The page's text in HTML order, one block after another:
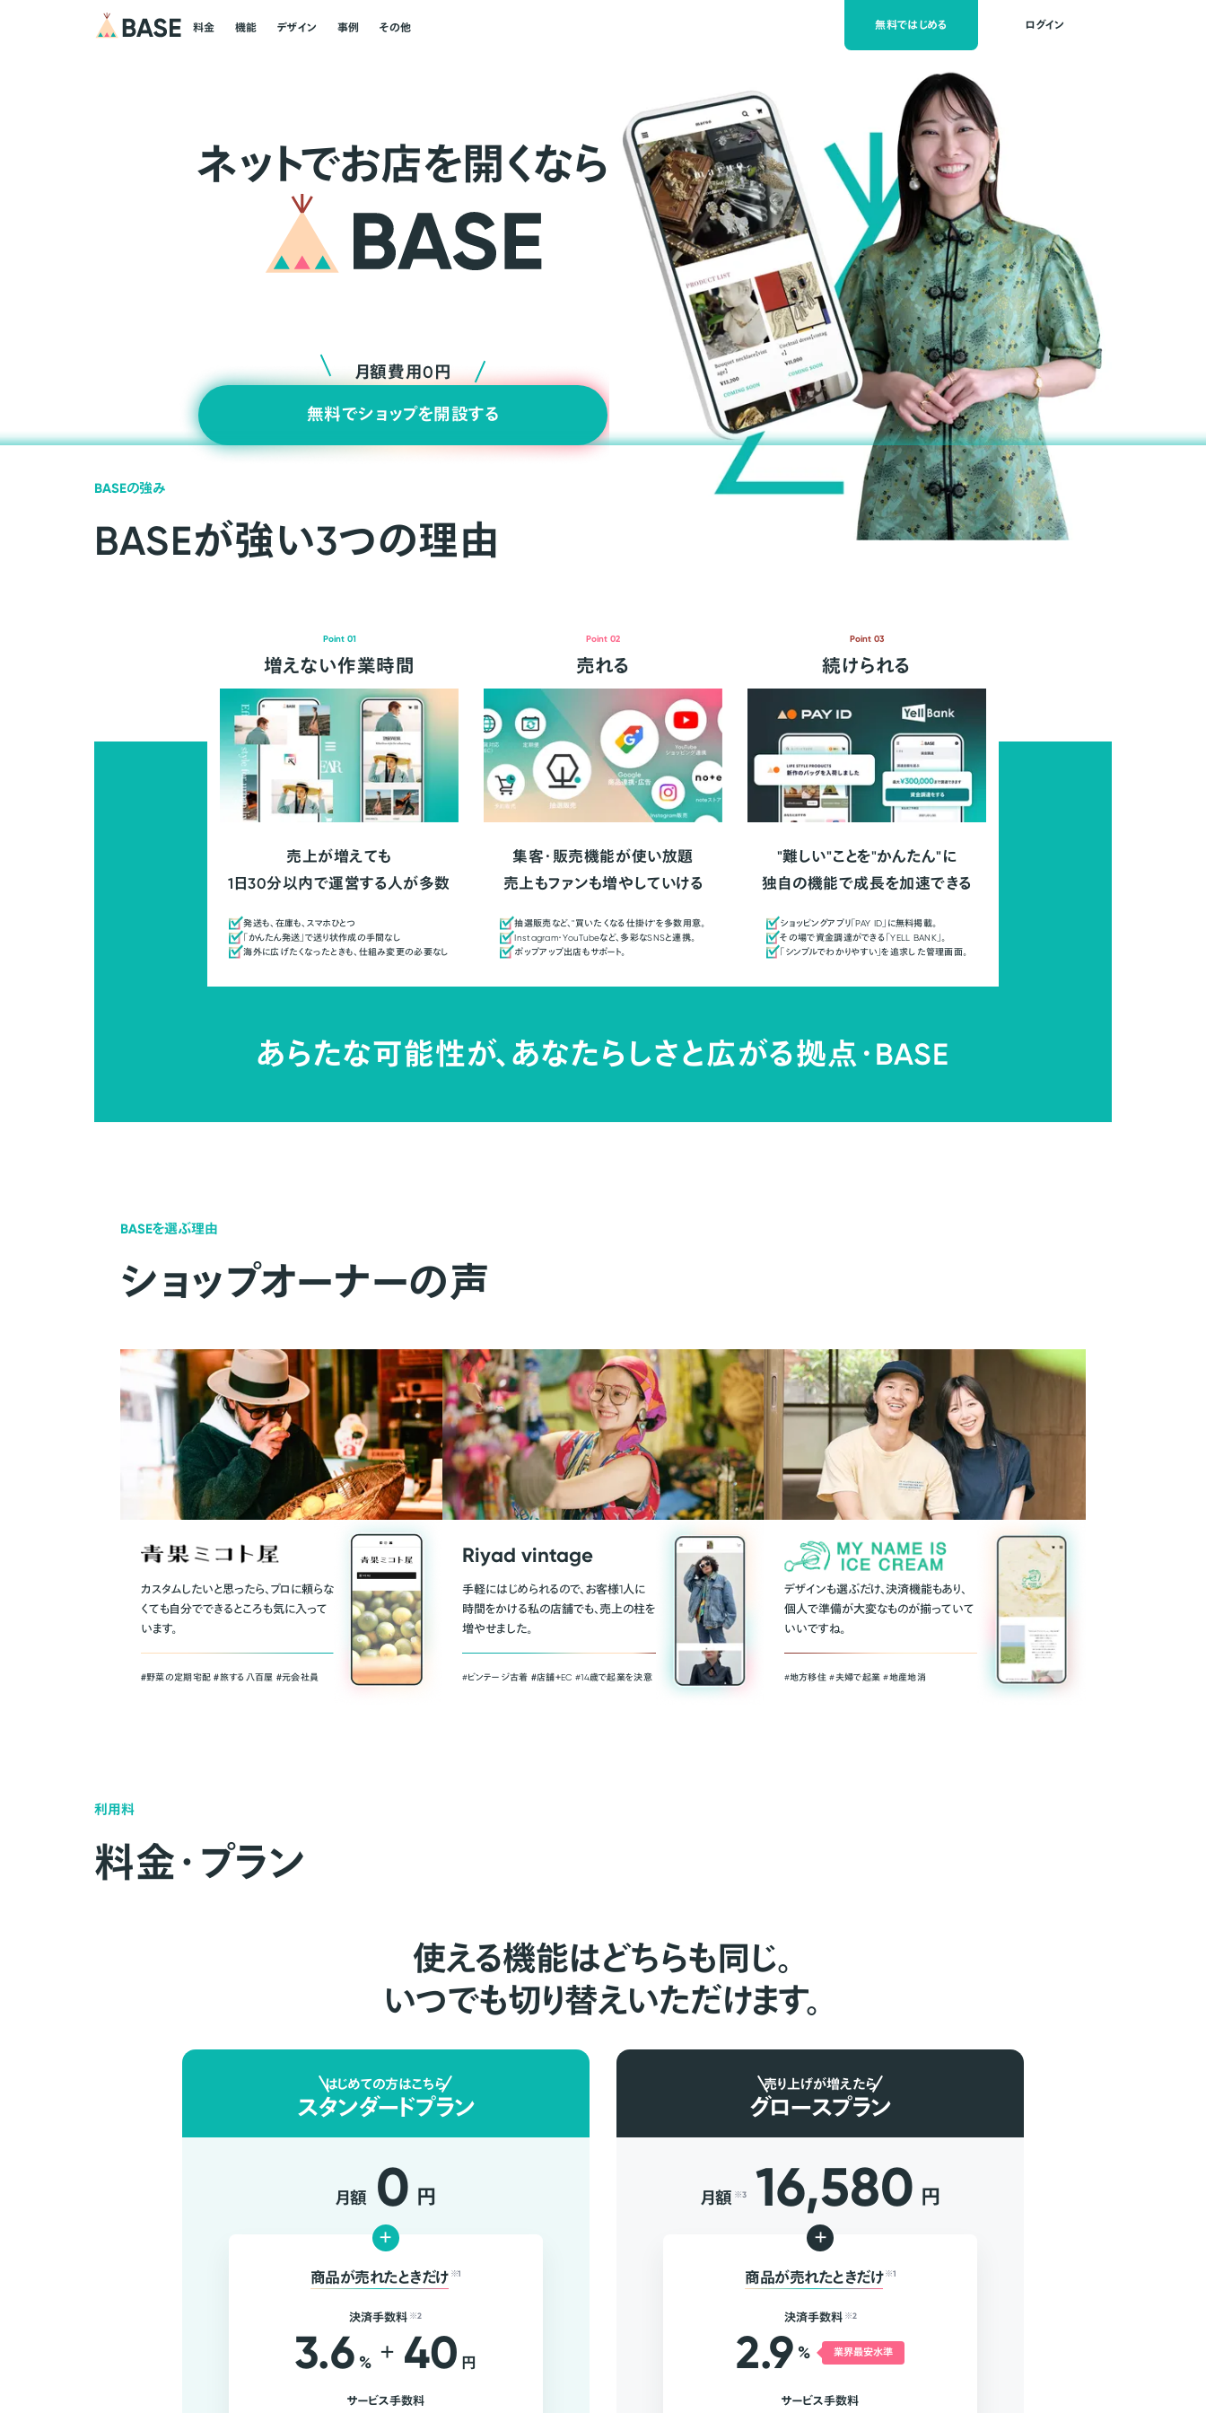
料金 機能 デザイン 事例 その他 無料ではじめる ログイン
ネッ トでお店を開くなら
月額費用0円
無料でショップを開設する
BASEの強み
BASEが強い3つの理由
Point 01
増えない作業時間
売上が増えても
1日30分以内で運営する人が多数
発送も、在庫も、スマホひとつ
「かんたん発送」で送り状作成の手間なし
海外に広げたくなったときも、仕組み変更の必要なし
Point 02
売れる
集客・販売機能が使い放題
売上もファンも増やしていける
抽選販売など、"買いたくなる仕掛け"を多数用意。
Instagram・YouTubeなど、多彩なSNSと連携。
ポップアップ出店もサポート。
Point 03
続けられる
"難しい"ことを"かんたん"に
独自の機能で成長を加速できる
ショッピングアプリ「PAY ID」に無料掲載。
その場で資金調達ができる「YELL BANK」。
「シンプルでわかりやすい」を追求した管理画面。
あらたな可能性が、あなたらしさと広がる拠点・BASE
BASEを選ぶ理由
ショップオーナーの声
カスタムしたいと思ったら、プロに頼らな
くても自分でできるところも気に入って
います。
＃野菜の定期宅配 ＃旅する八百屋 ＃元会社員
Riyad vintage
手軽にはじめられるので、お客様1人に
時間をかける私の店舗でも、売上の柱を
増やせました。
#ビンテージ古着 ＃店舗＋EC #14歳で起業を決意
デザインも選ぶだけ、決済機能もあり、
個人で準備が大変なものが揃っていて
いいですね。
#地方移住 #夫婦で起業 #地産地消
利用料
料金・プラン
使える機能はどちらも同じ。
いつでも切り替えいただけます。
はじめての方はこちら
スタンダードプラン
月額 0 円
+
商品が売れたときだけ ※1
決済手数料 ※2
3.6 % + 40 円
サービス手数料
売り上げが増えたら
グロースプラン
月額 ※3 16,580 円
+
商品が売れたときだけ ※1
決済手数料 ※2
2.9 % 業界最安水準
サービス手数料